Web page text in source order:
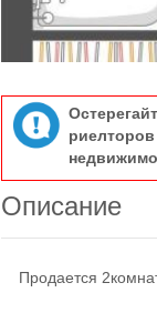
Описание
Продается